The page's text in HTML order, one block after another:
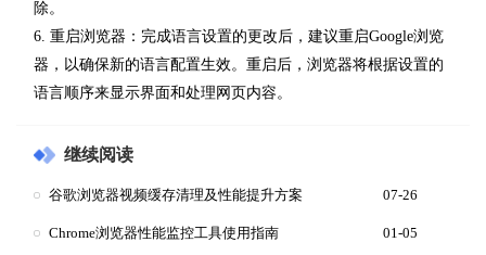
除。
6. 重启浏览器：完成语言设置的更改后，建议重启Google浏览
器，以确保新的语言配置生效。重启后，浏览器将根据设置的
语言顺序来显示界面和处理网页内容。
继续阅读
谷歌浏览器视频缓存清理及性能提升方案 07-26
Chrome浏览器性能监控工具使用指南 01-05